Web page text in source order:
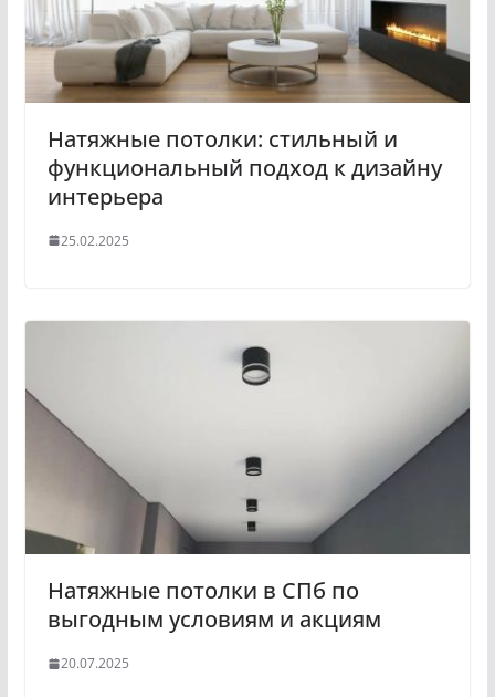
Натяжные потолки: стильный и
функциональный подход к дизайну
интерьера
25.02.2025
Натяжные потолки в СПб по
выгодным условиям и акциям
20.07.2025